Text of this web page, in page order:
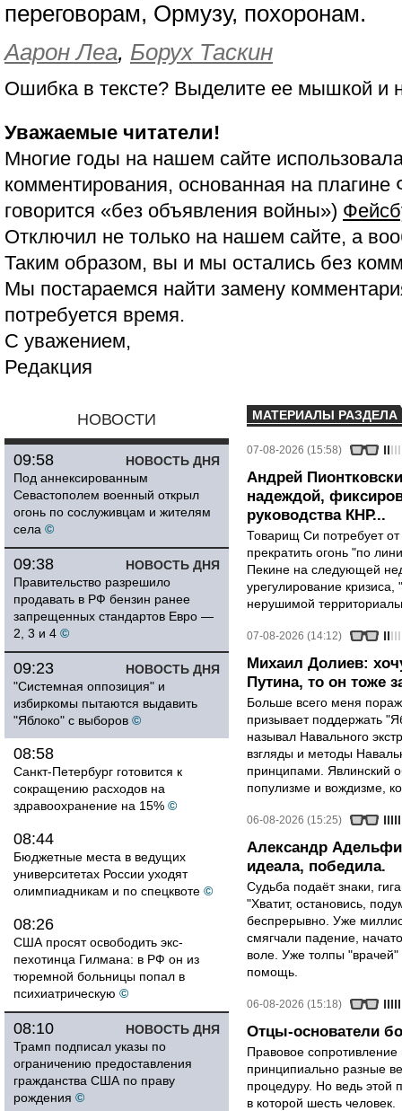
переговорам, Ормузу, похоронам.
Аарон Леа, Борух Таскин
Ошибка в тексте? Выделите ее мышкой и
Уважаемые читатели!
Многие годы на нашем сайте
комментирования, основанная на
говорится «без объявления войны»)
Отключил не только на нашем сайте, а
Таким образом, вы и мы остались без
Мы постараемся найти замену
потребуется время.
С уважением,
Редакция
НОВОСТИ
НОВОСТЬ ДНЯ
09:58
Под аннексированным
Севастополем военный открыл
огонь по сослуживцам и жителям
села ©
НОВОСТЬ ДНЯ
09:38
Правительство разрешило
продавать в РФ бензин ранее
запрещенных стандартов Евро —
2, 3 и 4 ©
НОВОСТЬ ДНЯ
09:23
"Системная оппозиция" и
избиркомы пытаются выдавить
"Яблоко" с выборов ©
08:58
Санкт-Петербург готовится к
сокращению расходов на
здравоохранение на 15% ©
08:44
Бюджетные места в ведущих
университетах России уходят
олимпиадникам и по спецквоте ©
08:26
США просят освободить экс-
пехотинца Гилмана: в РФ он из
тюремной больницы попал в
психиатрическую ©
НОВОСТЬ ДНЯ
08:10
Трамп подписал указы по
ограничению предоставления
гражданства США по праву
рождения ©
МАТЕРИАЛЫ РАЗДЕЛА
07-08-2026 (15:58)
Андрей
надеждой,
руководства КНР...
Товарищ Си потребует
прекратить огонь "по
Пекине на следующей
урегулирование
нерушимой
07-08-2026 (14:12)
Михаил Долиев:
Путина, то он тоже
Больше всего меня
призывает поддержать
называл Навального
взгляды и методы
принципами. Явлинский
популизме и вождизме,
06-08-2026 (15:25)
Александр
идеала, победила.
Судьба подаёт знаки,
"Хватит, остановись,
беспрерывно. Уже
смягчали падение,
воле. Уже толпы
помощь.
06-08-2026 (15:18)
Отцы-основатели
Правовое
принципиально разные
процедуру. Но ведь этой
в которой шесть человек.